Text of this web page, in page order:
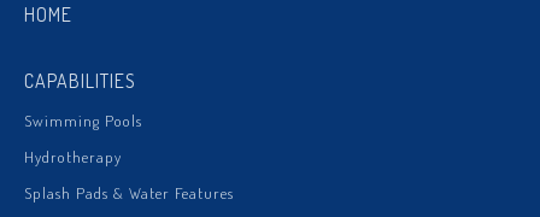
HOME
CAPABILITIES
Swimming Pools
Hydrotherapy
Splash Pads & Water Features